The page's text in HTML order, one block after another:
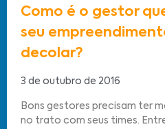
Como é o gestor
seu
decolar?
3 de outubro de 2016
Bons gestores precisam ter
no trato com seus times.